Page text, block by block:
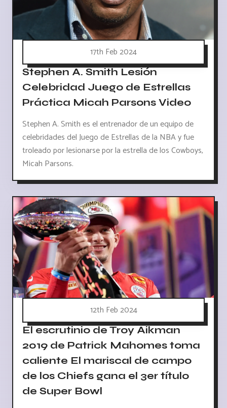
17th Feb 2024
Stephen A. Smith Lesión
Celebridad Juego de Estrellas
Práctica Micah Parsons Video
Stephen A. Smith es el entrenador de un equipo de
celebridades del Juego de Estrellas de la NBA y fue
troleado por lesionarse por la estrella de los Cowboys,
Micah Parsons.
12th Feb 2024
El escrutinio de Troy Aikman
2019 de Patrick Mahomes toma
caliente El mariscal de campo
de los Chiefs gana el 3er título
de Super Bowl